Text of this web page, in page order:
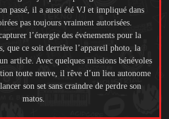
passé, il a aussi été VJ et impliqué dans
pas toujours vraiment autorisées.
l’énergie des événements pour la
que ce soit derrière l’appareil photo, la
article. Avec quelques missions bénévoles
toute neuve, il rêve d’un lieu autonome
son set sans craindre de perdre son
matos.